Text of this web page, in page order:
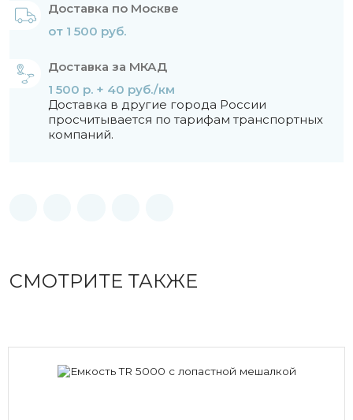
Доставка по Москве
от 1 500 руб.
Доставка за МКАД
1 500 р. + 40 руб./км
Доставка в другие города России
просчитывается по тарифам транспортных
компаний.
СМОТРИТЕ ТАКЖЕ